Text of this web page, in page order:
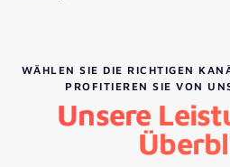
WÄHLEN SIE DIE RICHTIGEN
PROFITIEREN SIE VON
Unsere